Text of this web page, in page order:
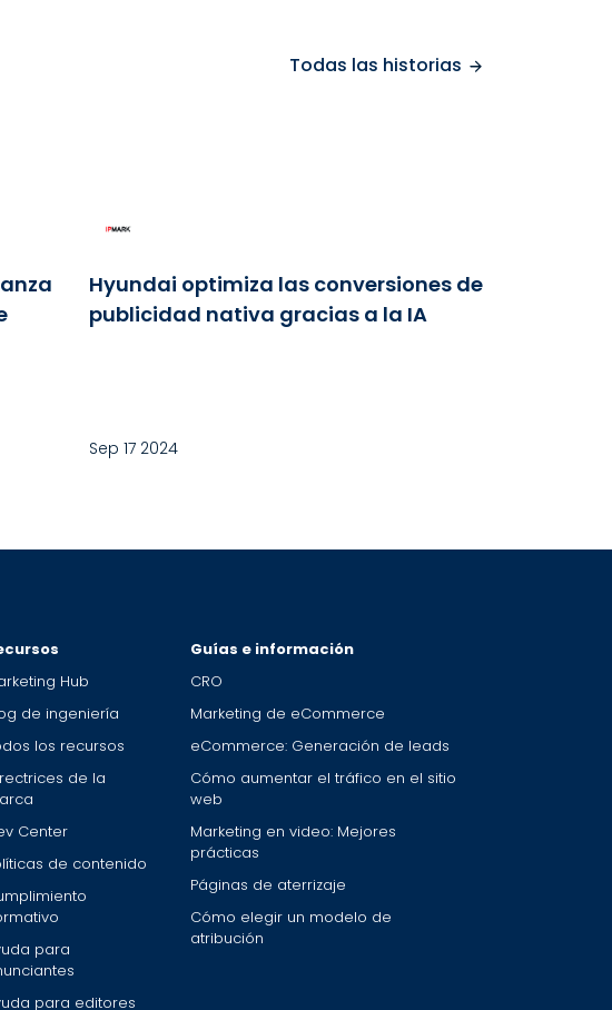
Todas las historias
Hyundai optimiza las conversiones de
publicidad nativa gracias a la IA
Sep 17 2024
Hub
de ingeniería
los recursos
de la
Center
de contenido
para
para editores
Guías e información
CRO
Marketing de eCommerce
eCommerce: Generación de leads
Cómo aumentar el tráfico en el sitio
web
Marketing en video: Mejores
prácticas
Páginas de aterrizaje
Cómo elegir un modelo de
atribución